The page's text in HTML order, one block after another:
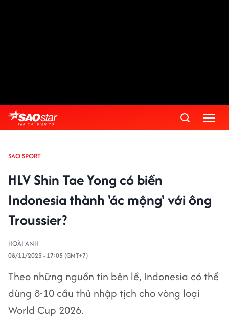
SAO SPORT
HLV Shin Tae Yong có biến
Indonesia thành 'ác mộng' với ông
Troussier?
HOÀI ANH
08/11/2023 - 17:05 (GMT+7)
Theo những nguồn tin bên lề, Indonesia có thể
dùng 8-10 cầu thủ nhập tịch cho vòng loại
World Cup 2026.